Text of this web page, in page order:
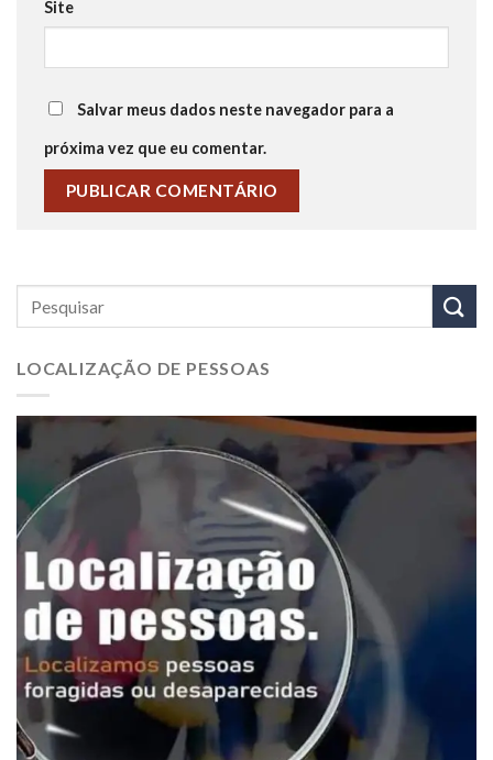
Site
Salvar meus dados neste navegador para a
próxima vez que eu comentar.
LOCALIZAÇÃO DE PESSOAS